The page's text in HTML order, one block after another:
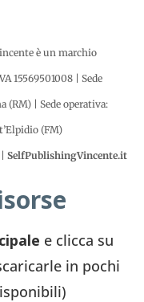
è un marchio
​15569501008 Sede
(RM) | Sede operativa:
(FM)
SelfPublishingVincente.it
e clicca su
in pochi